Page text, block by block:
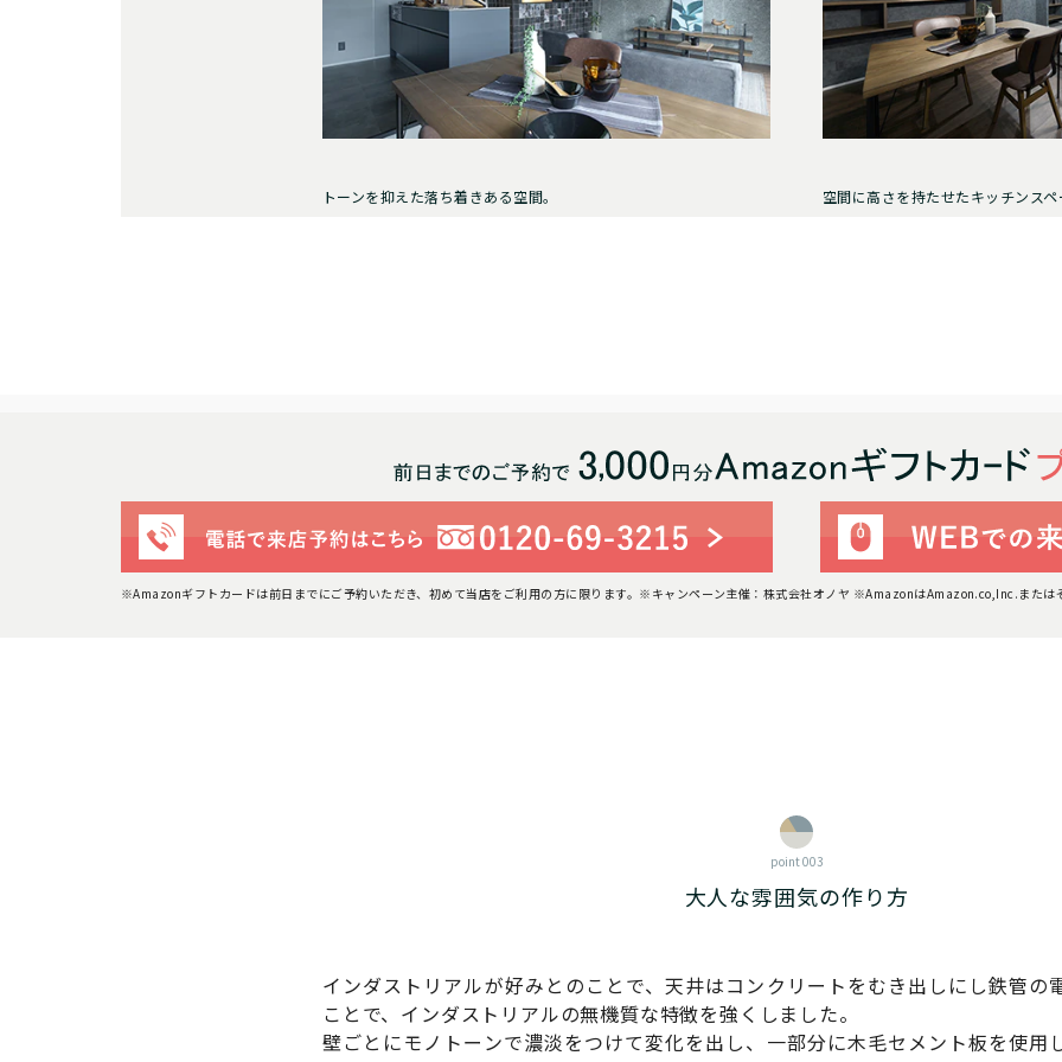
トーンを抑えた落ち着きある空間。 空間に高さを持たせたキッチンスペ
※Amazonギフトカードは前日までにご予約いただき、初めて当店をご利用の方に限ります。 ※キャンペーン主催：株式会社オノヤ ※AmazonはAmazon.co,Inc.または
point 003
大人な雰囲気の作り方
インダストリアルが好みとのことで、天井はコンクリートをむき出しにし鉄管の
ことで、インダストリアルの無機質な特徴を強くしました。
壁ごとにモノトーンで濃淡をつけて変化を出し、一部分に木毛セメント板を使用